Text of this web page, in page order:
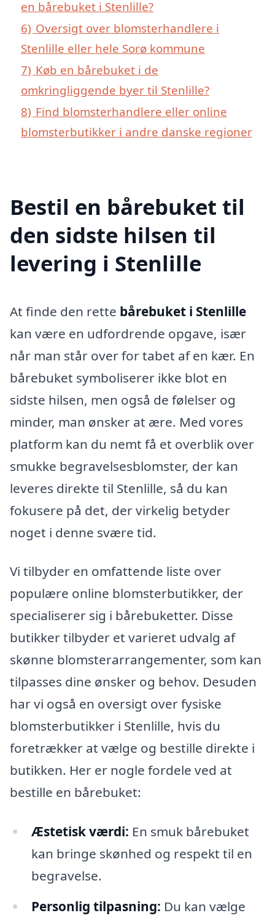
en bårebuket i Stenlille?
6) Oversigt over blomsterhandlere i
Stenlille eller hele Sorø kommune
7) Køb en bårebuket i de
omkringliggende byer til Stenlille?
8) Find blomsterhandlere eller online
blomsterbutikker i andre danske regioner
Bestil en bårebuket til
den sidste hilsen til
levering i Stenlille
At finde den rette bårebuket i Stenlille
kan være en udfordrende opgave, især
når man står over for tabet af en kær. En
bårebuket symboliserer ikke blot en
sidste hilsen, men også de følelser og
minder, man ønsker at ære. Med vores
platform kan du nemt få et overblik over
smukke begravelsesblomster, der kan
leveres direkte til Stenlille, så du kan
fokusere på det, der virkelig betyder
noget i denne svære tid.
Vi tilbyder en omfattende liste over
populære online blomsterbutikker, der
specialiserer sig i bårebuketter. Disse
butikker tilbyder et varieret udvalg af
skønne blomsterarrangementer, som kan
tilpasses dine ønsker og behov. Desuden
har vi også en oversigt over fysiske
blomsterbutikker i Stenlille, hvis du
foretrækker at vælge og bestille direkte i
butikken. Her er nogle fordele ved at
bestille en bårebuket:
Æstetisk værdi: En smuk bårebuket
kan bringe skønhed og respekt til en
begravelse.
Personlig tilpasning: Du kan vælge